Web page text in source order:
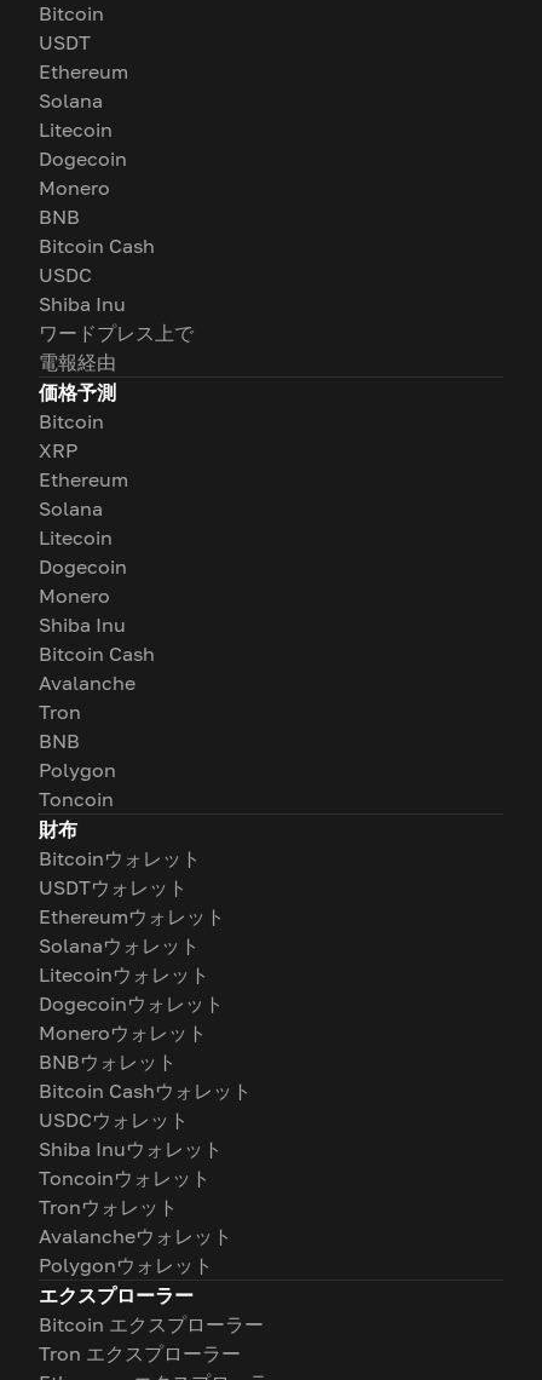
Bitcoin
USDT
Ethereum
Solana
Litecoin
Dogecoin
Monero
BNB
Bitcoin Cash
USDC
Shiba Inu
ワードプレス上で
電報経由
価格予測
Bitcoin
XRP
Ethereum
Solana
Litecoin
Dogecoin
Monero
Shiba Inu
Bitcoin Cash
Avalanche
Tron
BNB
Polygon
Toncoin
財布
Bitcoinウォレット
USDTウォレット
Ethereumウォレット
Solanaウォレット
Litecoinウォレット
Dogecoinウォレット
Moneroウォレット
BNBウォレット
Bitcoin Cashウォレット
USDCウォレット
Shiba Inuウォレット
Toncoinウォレット
Tronウォレット
Avalancheウォレット
Polygonウォレット
エクスプローラー
Bitcoin エクスプローラー
Tron エクスプローラー